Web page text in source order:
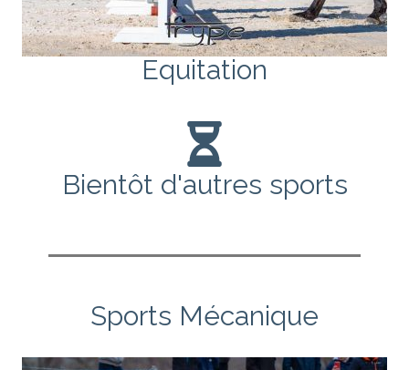
Equitation
Bientôt d'autres sports
Sports Mécanique